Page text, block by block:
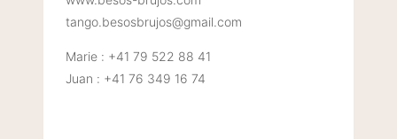
tango.besosbrujos@gmail.com
Marie : +41 79 522 88 41
Juan : +41 76 349 16 74